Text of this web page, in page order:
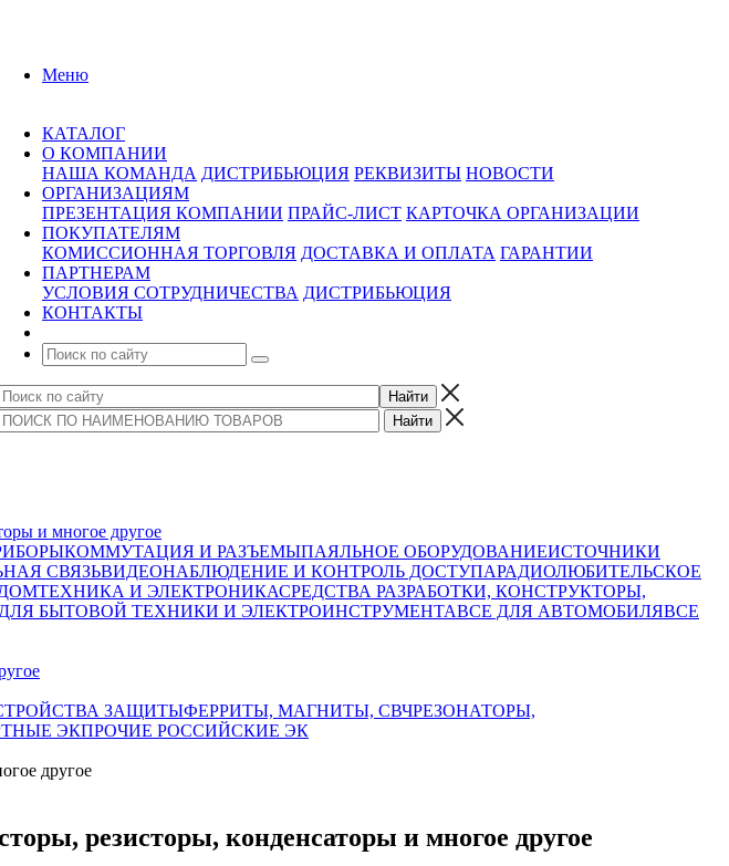
Меню
КАТАЛОГ
О КОМПАНИИ
НАША КОМАНДА ДИСТРИБЬЮЦИЯ РЕКВИЗИТЫ НОВОСТИ
ОРГАНИЗАЦИЯМ
ПРЕЗЕНТАЦИЯ КОМПАНИИ ПРАЙС-ЛИСТ КАРТОЧКА ОРГАНИЗАЦИИ
ПОКУПАТЕЛЯМ
КОМИССИОННАЯ ТОРГОВЛЯ ДОСТАВКА И ОПЛАТА ГАРАНТИИ
ПАРТНЕРАМ
УСЛОВИЯ СОТРУДНИЧЕСТВА ДИСТРИБЬЮЦИЯ
КОНТАКТЫ
и многое другое
КОММУТАЦИЯ И РАЗЪЕМЫПАЯЛЬНОЕ ОБОРУДОВАНИЕИСТОЧНИКИ
СВЯЗЬВИДЕОНАБЛЮДЕНИЕ И КОНТРОЛЬ ДОСТУПАРАДИОЛЮБИТЕЛЬСКОЕ
ТЕХНИКА И ЭЛЕКТРОНИКАСРЕДСТВА РАЗРАБОТКИ, КОНСТРУКТОРЫ,
БЫТОВОЙ ТЕХНИКИ И ЭЛЕКТРОИНСТРУМЕНТАВСЕ ДЛЯ АВТОМОБИЛЯВСЕ
ЗАЩИТЫФЕРРИТЫ, МАГНИТЫ, СВЧРЕЗОНАТОРЫ,
ЭКПРОЧИЕ РОССИЙСКИЕ ЭК
другое
резисторы, конденсаторы и многое другое